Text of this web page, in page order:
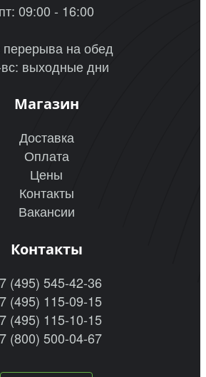
пт: 09:00 - 16:00
перерыва на обед
выходные дни
Магазин
Доставка
Оплата
Цены
Контакты
Вакансии
Контакты
(495) 545-42-36
(495) 115-09-15
(495) 115-10-15
(800) 500-04-67